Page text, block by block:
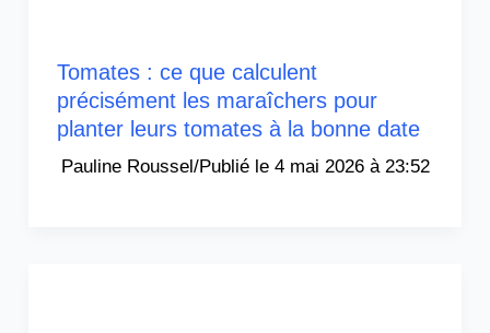
Tomates : ce que calculent
précisément les maraîchers pour
planter leurs tomates à la bonne date
Pauline Roussel/ 4 mai 2026 à 23:52